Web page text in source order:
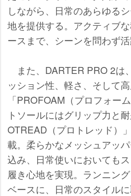
しながら、日常のあらゆる
地を提供する。アクティブ
ースまで、シーンを問わず活
また、DARTER PRO 2は
ッション性、軽さ、そして
「PROFOAM（プロフォー
トソールにはグリップ力と
OTREAD（プロトレッド）
載。柔らかなメッシュアッ
込み、日常使いにおいても
履き心地を実現。ランニン
ベースに、日常のスタイル